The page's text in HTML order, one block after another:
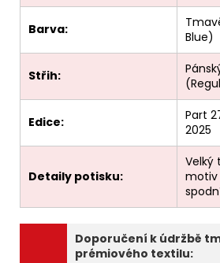
Barva:
Blue)
Střih:
Edice:
Part
2025
Detaily potisku:
Velký
motiv
Doporučení k údržbě
prémiového textilu: